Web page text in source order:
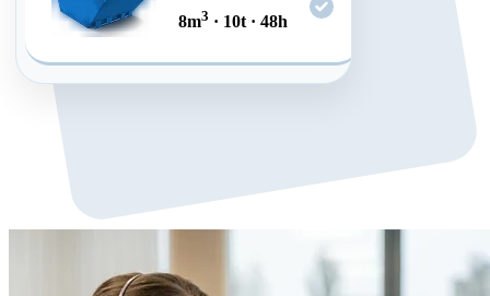
8m3 · 10t · 48h